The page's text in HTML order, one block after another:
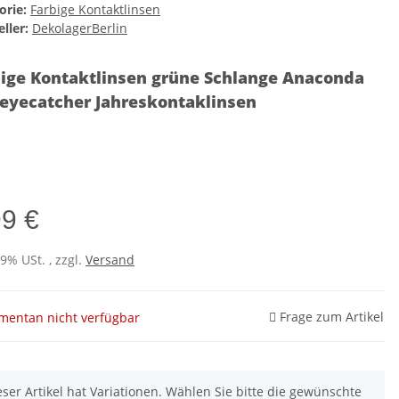
Farbige Kontaktlinsen
DekolagerBerlin
Kontaktlinsen grüne Schlange Anaconda
Jahreskontaklinsen
€
USt. , zzgl. Versand
nicht verfügbar Frage zum Artikel
Artikel hat Variationen. Wählen Sie bitte die gewünschte